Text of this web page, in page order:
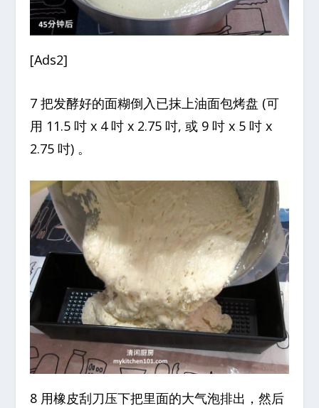
[Ads2]
7 把发酵好的面糊倒入已抹上油面包烤盘 (可
用 11.5 吋 x 4 吋 x 2.75 吋, 或 9 吋 x 5 吋 x
2.75 吋) 。
8 用橡皮刮刀压下把里面的大气泡排出，然后